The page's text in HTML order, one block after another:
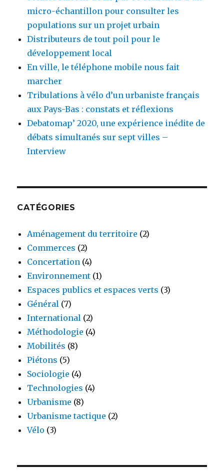
micro-échantillon pour consulter les
populations sur un projet urbain
Distributeurs de tout poil pour le
développement local
En ville, le téléphone mobile nous fait
marcher
Tribulations à vélo d’un urbaniste français
aux Pays-Bas : constats et réflexions
Debatomap’ 2020, une expérience inédite de
débats simultanés sur sept villes –
Interview
CATÉGORIES
Aménagement du territoire (2)
Commerces (2)
Concertation (4)
Environnement (1)
Espaces publics et espaces verts (3)
Général (7)
International (2)
Méthodologie (4)
Mobilités (8)
Piétons (5)
Sociologie (4)
Technologies (4)
Urbanisme (8)
Urbanisme tactique (2)
Vélo (3)